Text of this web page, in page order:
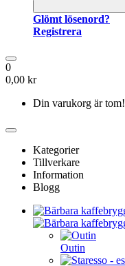
Glömt lösenord?
Registrera
0
0,00 kr
Din varukorg är tom!
Kategorier
Tillverkare
Information
Blogg
Outin